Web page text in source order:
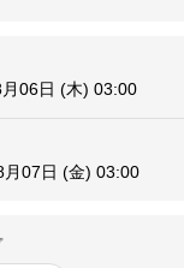
06日 (木) 03:00
月07日 (金) 03:00